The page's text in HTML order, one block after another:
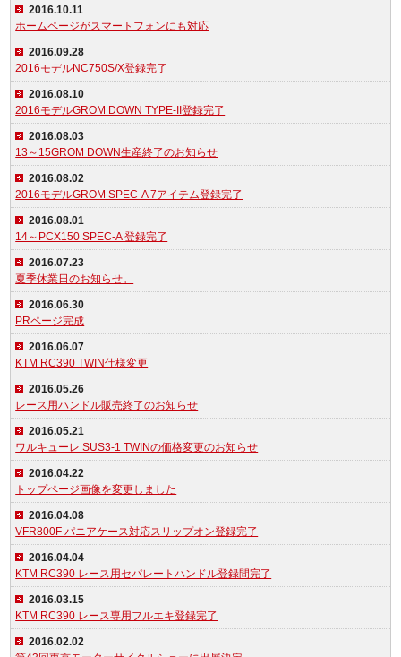
2016.10.11
ホームページがスマートフォンにも対応
2016.09.28
2016モデルNC750S/X登録完了
2016.08.10
2016モデルGROM DOWN TYPE-II登録完了
2016.08.03
13～15GROM DOWN生産終了のお知らせ
2016.08.02
2016モデルGROM SPEC-A 7アイテム登録完了
2016.08.01
14～PCX150 SPEC-A 登録完了
2016.07.23
夏季休業日のお知らせ。
2016.06.30
PRページ完成
2016.06.07
KTM RC390 TWIN仕様変更
2016.05.26
レース用ハンドル販売終了のお知らせ
2016.05.21
ワルキューレ SUS3-1 TWINの価格変更のお知らせ
2016.04.22
トップページ画像を変更しました
2016.04.08
VFR800F パニアケース対応スリップオン登録完了
2016.04.04
KTM RC390 レース用セパレートハンドル登録間完了
2016.03.15
KTM RC390 レース専用フルエキ登録完了
2016.02.02